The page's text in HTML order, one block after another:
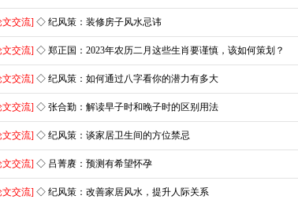
文交流] ◇ 纪风策：装修房子风水忌讳
文交流] ◇ 郑正国：2023年农历二月这些生肖要谨慎，该如何策划？
文交流] ◇ 纪风策：如何通过八字看你的潜力有多大
文交流] ◇ 张合勤：解读早子时和晚子时的区别用法
文交流] ◇ 纪风策：谈家居卫生间的方位禁忌
文交流] ◇ 吕菁赓：预测有希望怀孕
文交流] ◇ 纪风策：改善家居风水，提升人际关系